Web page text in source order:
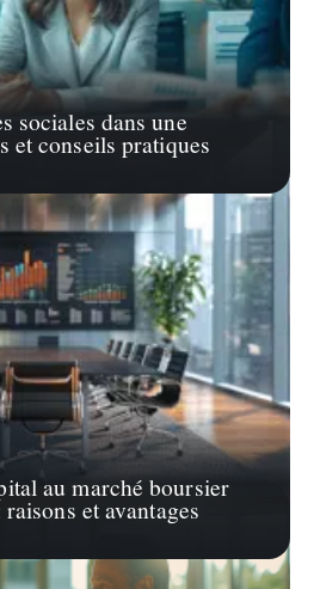
sociales dans une
et conseils pratiques
au marché boursier
et avantages